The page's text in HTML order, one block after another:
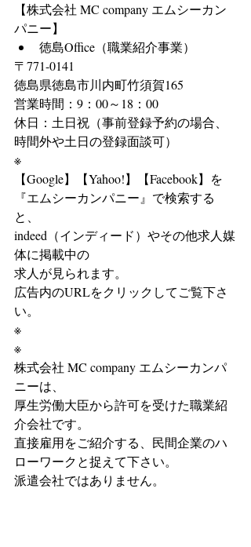
【株式会社 MC company エムシーカン
パニー】
徳島Office（職業紹介事業）
〒771-0141
徳島県徳島市川内町竹須賀165
営業時間：9：00～18：00
休日：土日祝（事前登録予約の場合、
時間外や土日の登録面談可）
※
【Google】【Yahoo!】【Facebook】を
『エムシーカンパニー』で検索する
と、
indeed（インディード）やその他求人媒
体に掲載中の
求人が見られます。
広告内のURLをクリックしてご覧下さ
い。
※
※
株式会社 MC company エムシーカンパ
ニーは、
厚生労働大臣から許可を受けた職業紹
介会社です。
直接雇用をご紹介する、民間企業のハ
ローワークと捉えて下さい。
派遣会社ではありません。